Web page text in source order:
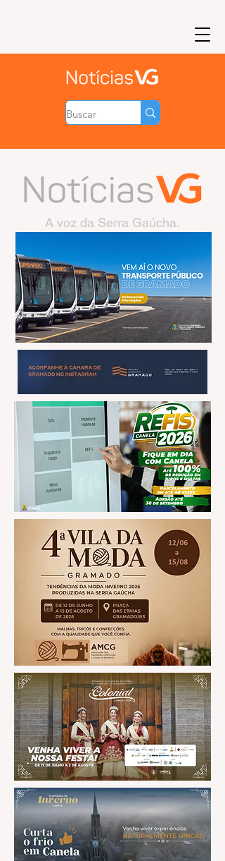
A voz da Serra Gaúcha.